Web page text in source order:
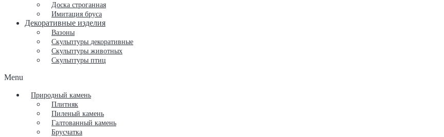
Доска строганная
Имитация бруса
Декоративные изделия
Вазоны
Скульптуры декоративные
Скульптуры животных
Скульптуры птиц
Menu
Природный камень
Плитняк
Пиленый камень
Галтованный камень
Брусчатка